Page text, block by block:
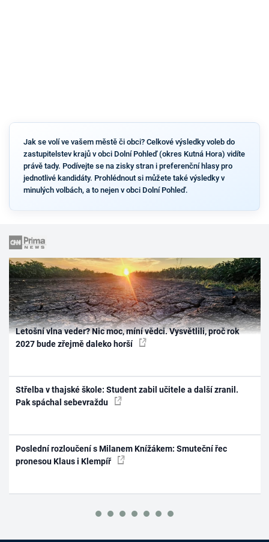
Jak se volí ve vašem městě či obci? Celkové výsledky voleb do
zastupitelstev krajů v obci Dolní Pohleď (okres Kutná Hora) vidíte
právě tady. Podívejte se na zisky stran i preferenční hlasy pro
jednotlivé kandidáty. Prohlédnout si můžete také výsledky v
minulých volbách, a to nejen v obci Dolní Pohleď.
Letošní vlna veder? Nic moc, míní vědci. Vysvětlili, proč rok
2027 bude zřejmě daleko horší
Střelba v thajské škole: Student zabil učitele a další zranil.
Pak spáchal sebevraždu
Poslední rozloučení s Milanem Knížákem: Smuteční řec
pronesou Klaus i Klempíř